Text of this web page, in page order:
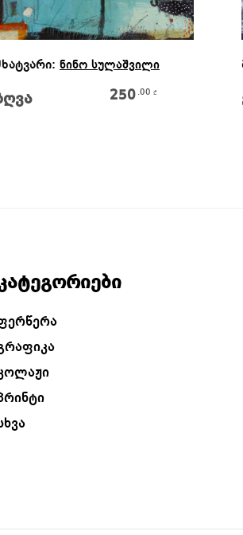
ნინო სულაშვილი
250 .00 ₾